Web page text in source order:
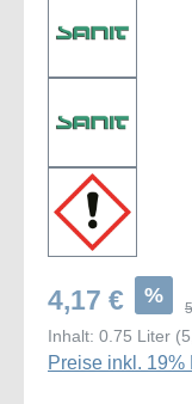
4,17 € %
Inhalt: 0.75 Liter
Preise inkl. 19%